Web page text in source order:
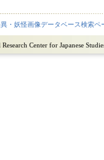
・妖怪画像データベース検索ペ
Center for Japanese